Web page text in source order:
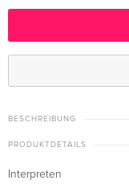
BESCHREIBUNG
PRODUKTDETAILS
Interpreten